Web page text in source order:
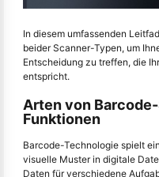
In diesem umfassenden
beider Scanner-Typen, um
Entscheidung zu treffen, die
entspricht.
Arten von
Funktionen
Barcode-Technologie spielt
visuelle Muster in digitale
Daten für verschiedene